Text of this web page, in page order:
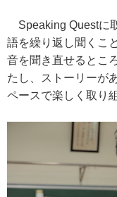
Speaking Questに
語を繰り返し聞くこ
音を聞き直せるとこ
たし、ストーリーが
ペースで楽しく取り